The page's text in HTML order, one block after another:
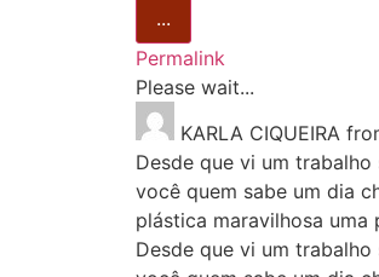
...
Permalink
Please wait...
KARLA CIQUEIRA
Desde que vi um
você quem sabe um dia
plástica maravilhosa uma
Desde que vi um